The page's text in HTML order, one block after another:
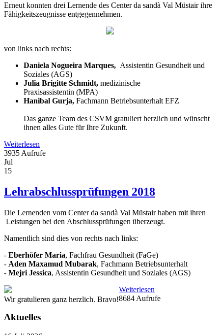
Erneut konnten drei Lernende des Center da sandà Val Müstair ihre
Fähigkeitszeugnisse entgegennehmen.
von links nach rechts:
Daniela Nogueira Marques, Assistentin Gesundheit und
Soziales (AGS)
Julia Brigitte Schmidt, medizinische
Praxisassistentin (MPA)
Hanibal Gurja, Fachmann Betriebsunterhalt EFZ
Das ganze Team des CSVM gratuliert herzlich und wünscht
ihnen alles Gute für Ihre Zukunft.
Weiterlesen
3935 Aufrufe
Jul
15
Lehrabschlussprüfungen 2018
​Die Lernenden vom Center da sandà Val Müstair haben mit ihren
Leistungen bei den Abschlussprüfungen überzeugt.
Namentlich sind dies von rechts nach links:
- Eberhöfer Maria, Fachfrau Gesundheit (FaGe)
- Aden Maxamud Mubarak, Fachmann Betriebsunterhalt
- Mejri Jessica, Assistentin Gesundheit und Soziales (AGS)
Wir gratulieren ganz herzlich. Bravo!
Weiterlesen
8684 Aufrufe
Aktuelles